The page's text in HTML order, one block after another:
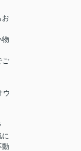
お
物
ご
ウ
動